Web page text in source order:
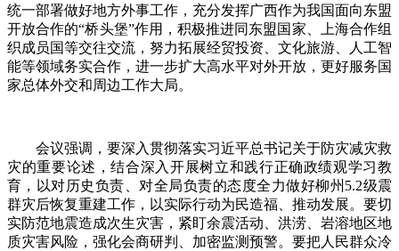
统一部署做好地方外事工作，充分发挥广西作为我国面向东盟
开放合作的“桥头堡”作用，积极推进同东盟国家、上海合作组
织成员国等交往交流，努力拓展经贸投资、文化旅游、人工智
能等领域务实合作，进一步扩大高水平对外开放，更好服务国
家总体外交和周边工作大局。
会议强调，要深入贯彻落实习近平总书记关于防灾减灾救
灾的重要论述，结合深入开展树立和践行正确政绩观学习教
育，以对历史负责、对全局负责的态度全力做好柳州5.2级震
群灾后恢复重建工作，以实际行动为民造福、推动发展。要切
实防范地震造成次生灾害，紧盯余震活动、洪涝、岩溶地区地
质灾害风险，强化会商研判、加密监测预警。要把人民群众冷